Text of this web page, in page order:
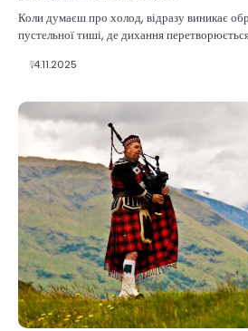
Коли думаєш про холод, відразу виникає
пустельної тиші, де дихання
14.11.2025